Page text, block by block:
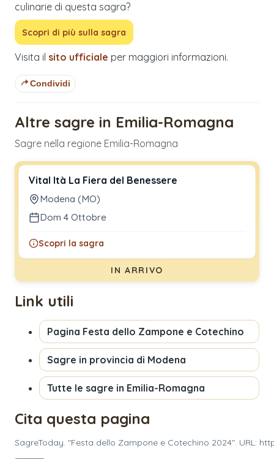
culinarie di questa sagra?
Scopri di più sulla sagra
Visita il sito ufficiale per maggiori informazioni.
Condividi
Altre sagre in Emilia-Romagna
Sagre nella regione Emilia-Romagna
Vital Ità La Fiera del Benessere
Modena (MO)
Dom 4 Ottobre
Scopri la sagra
IN ARRIVO
Link utili
Pagina Festa dello Zampone e Cotechino
Sagre in provincia di Modena
Tutte le sagre in Emilia-Romagna
Cita questa pagina
SagreToday. "Festa dello Zampone e Cotechino 2024".